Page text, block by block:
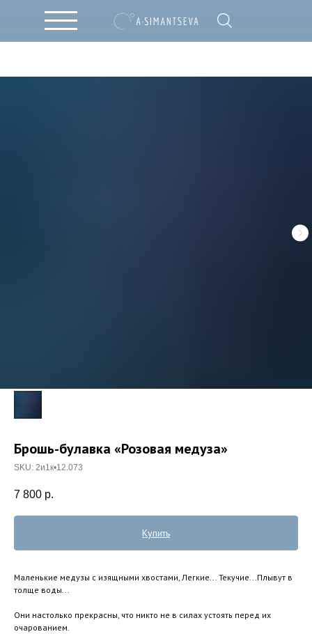
Брошь-булавка «Розовая медуза»
SKU: 2и1к•12.073
7 800 р.
Купить
Маленькие медузы с изящными хвостами, Легкие... Текучие...Плывут в
толще воды...
Они настолько прекрасны, что никто не в силах устоять перед их
очарованием.